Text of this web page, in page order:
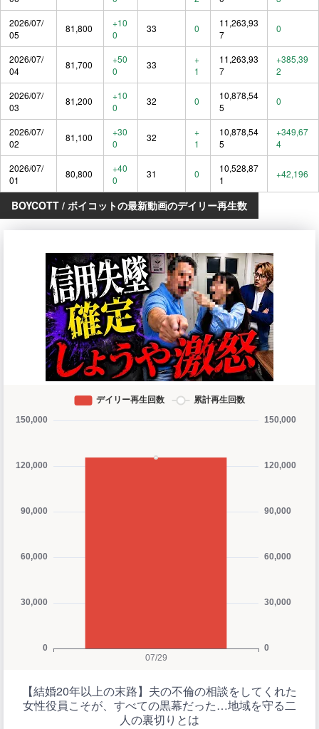
2026/07/
05
81,800
+10
0
33 0
11,263,93
7
0
2026/07/
04
81,700
+50
0
33
+
1
11,263,93
7
+385,39
2
2026/07/
03
81,200
+10
0
32 0
10,878,54
5
0
2026/07/
02
81,100
+30
0
32
+
1
10,878,54
5
+349,67
4
2026/07/
01
80,800
+40
0
31 0
10,528,87
1
+42,196
BOYCOTT / ボイコットの最新動画のデイリー再生数
【結婚20年以上の末路】夫の不倫の相談をしてくれた
女性役員こそが、すべての黒幕だった…地域を守る二
人の裏切りとは